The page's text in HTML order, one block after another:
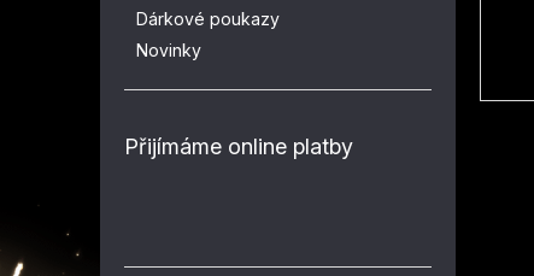
Dárkové poukazy
Novinky
Přijímáme online platby